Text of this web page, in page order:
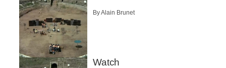
By Alain Brunet
Watch